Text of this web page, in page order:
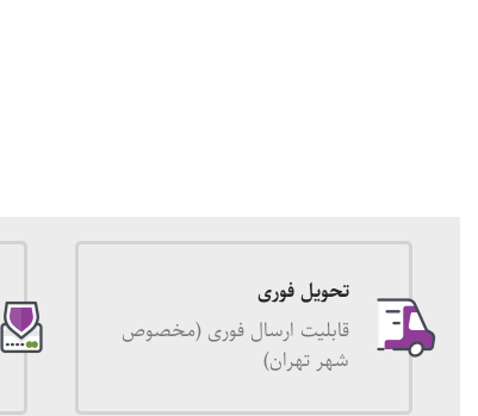
تحویل فوری
قابلیت ارسال فوری (مخصوص
شهر تهران)